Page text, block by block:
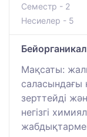
Семестр - 2
Несиелер - 5
Мақсаты:
саласындағы
зерттейді
негізгі